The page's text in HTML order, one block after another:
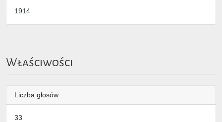
1914
Właściwości
Liczba głosów
33